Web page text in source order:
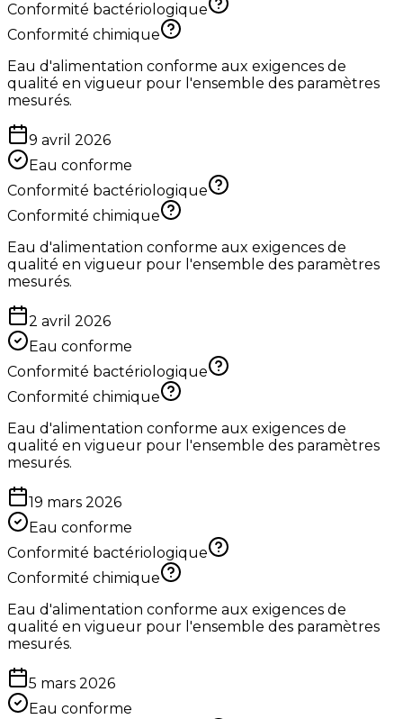
Conformité bactériologique
Conformité chimique
Eau d'alimentation conforme aux exigences de
qualité en vigueur pour l'ensemble des paramètres
mesurés.
9 avril 2026
Eau conforme
Conformité bactériologique
Conformité chimique
Eau d'alimentation conforme aux exigences de
qualité en vigueur pour l'ensemble des paramètres
mesurés.
2 avril 2026
Eau conforme
Conformité bactériologique
Conformité chimique
Eau d'alimentation conforme aux exigences de
qualité en vigueur pour l'ensemble des paramètres
mesurés.
19 mars 2026
Eau conforme
Conformité bactériologique
Conformité chimique
Eau d'alimentation conforme aux exigences de
qualité en vigueur pour l'ensemble des paramètres
mesurés.
5 mars 2026
Eau conforme